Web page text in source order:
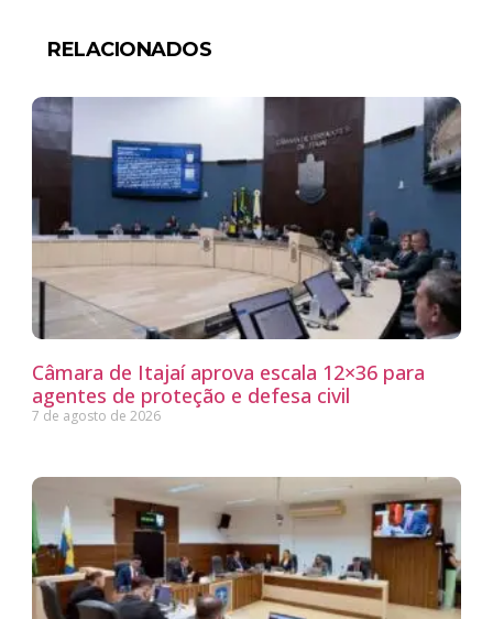
RELACIONADOS
Câmara de Itajaí aprova escala 12×36 para
agentes de proteção e defesa civil
7 de agosto de 2026